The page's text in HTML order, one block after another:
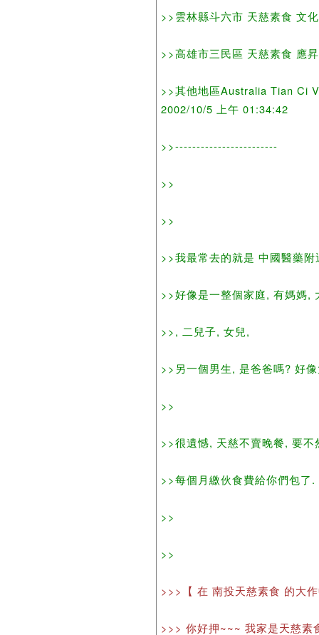
>>雲林縣斗六市 天慈素食 文
>>高雄市三民區 天慈素食 應
>>其他地區Australia Tian Ci
2002/10/5 上午 01:34:42
>>------------------------
>>
>>
>>我最常去的就是 中國醫藥
>>好像是一整個家庭, 有媽媽,
>>, 二兒子, 女兒,
>>另一個男生, 是爸爸嗎? 好
>>
>>很遺憾, 天慈不賣晚餐, 要不
>>每個月繳伙食費給你們包了.
>>
>>
>>>【 在 南投天慈素食 的大
>>> 你好押~~~ 我家是天慈素